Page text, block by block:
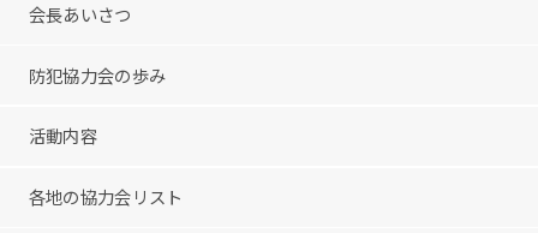
会長あいさつ
防犯協力会の歩み
活動内容
各地の協力会リスト